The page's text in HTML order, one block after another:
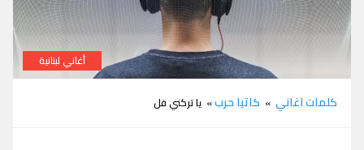
أغاني لبنانية
كلمات اغاني » كاتيا حرب» يا تركني فل